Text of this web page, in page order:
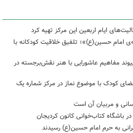
ایام اربعین این مرکز تهیه کرد
امام حسین(ع)»؛ تلفیق خلاقیت کودکانه با
مفاهیم عاشورایی با هنر نقش‌برجسته در
کودک با موضوع نماز در مرکز شماره یک
و مربیان آن است
باشگاه کتاب‌خوانی کانون کردیجان
به حرم امام حسین(ع) رسیدند